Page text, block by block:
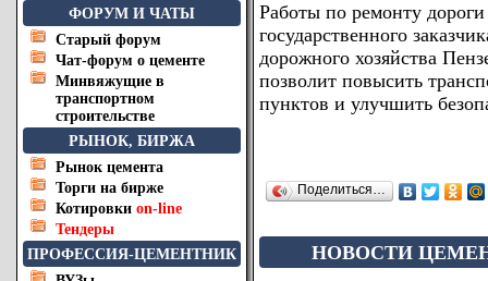
ФОРУМ И ЧАТЫ
Старый форум
Чат-форум о цементе
Минвяжущие в
транспортном
строительстве
РЫНОК, БИРЖА
Рынок цемента
Торги на бирже
Котировки on-line
Тендеры
ПРОФЕССИЯ-ЦЕМЕНТНИК
Работы по ремонту
государственного
дорожного хозяйства
позволит повысить
пунктов и улучшить
Поделиться…
НОВОСТИ